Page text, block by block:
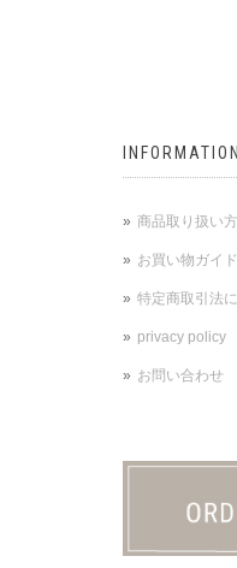
INFORMATION
商品取り扱い
お買い物ガイド
特定商取引法
privacy policy
お問い合わせ